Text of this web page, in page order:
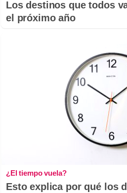
Los destinos que todos
el próximo año
¿El tiempo vuela?
Esto explica por qué los